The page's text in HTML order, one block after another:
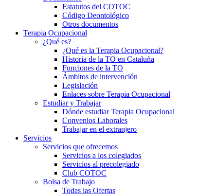
Estatutos del COTOC
Código Deontológico
Otros documentos
Terapia Ocupacional
¿Qué es?
¿Qué es la Terapia Ocupacional?
Historia de la TO en Cataluña
Funciones de la TO
Ámbitos de intervención
Legislación
Enlaces sobre Terapia Ocupacional
Estudiar y Trabajar
Dónde estudiar Terapia Ocupacional
Convenios Laborales
Trabajar en el extranjero
Servicios
Servicios que ofrecemos
Servicios a los colegiados
Servicios al precolegiado
Club COTOC
Bolsa de Trabajo
Todas las Ofertas